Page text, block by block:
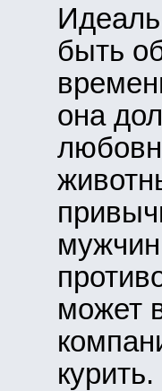
быть
она
может
курить.